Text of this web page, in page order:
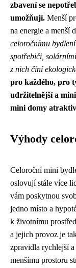
zbavení se
umožňují. Menší
na energie a menší
celoročnímu
spotřebiči,
z nich činí
pro každého, pro
udržitelnější a
mini domy
Výhody
Celoroční mini
oslovují stále více
vám poskytnou
jedno místo a
k životnímu
a jejich provoz je
zpravidla rychlejší
menšímu prostoru